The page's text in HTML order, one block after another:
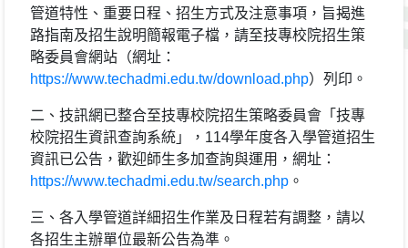
管道特性、重要日程、招生方式及注意事項，旨揭進
路指南及招生說明簡報電子檔，請至技專校院招生策
略委員會網站（網址：
https://www.techadmi.edu.tw/download.php）列印。
二、技訊網已整合至技專校院招生策略委員會「技專
校院招生資訊查詢系統」，114學年度各入學管道招生
資訊已公告，歡迎師生多加查詢與運用，網址：
https://www.techadmi.edu.tw/search.php 。
三、各入學管道詳細招生作業及日程若有調整，請以
各招生主辦單位最新公告為準。